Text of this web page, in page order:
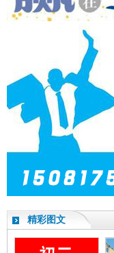
精彩图文